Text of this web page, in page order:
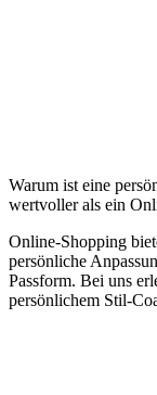
Warum ist eine
wertvoller als ein
Online-Shopping
persönliche
Passform. Bei uns
persönlichem Stil-